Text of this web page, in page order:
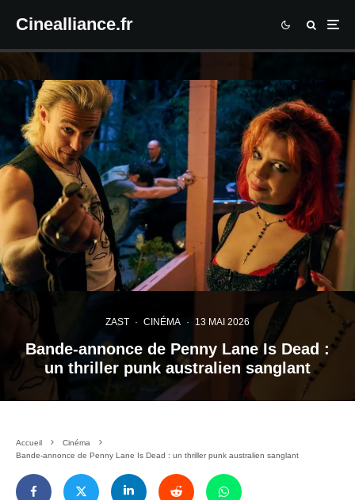
Cinealliance.fr
ZAST · CINÉMA · 13 MAI 2026
Bande-annonce de Penny Lane Is Dead :
un thriller punk australien sanglant
Accueil
Cinéma
Bande-annonce de Penny Lane Is Dead : un thriller punk australien sanglant